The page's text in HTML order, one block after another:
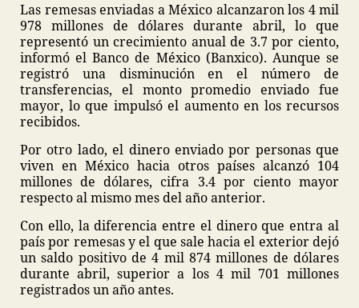
Las remesas enviadas a México alcanzaron los 4 mil
978 millones de dólares durante abril, lo que
representó un crecimiento anual de 3.7 por ciento,
informó el Banco de México (Banxico). Aunque se
registró una disminución en el número de
transferencias, el monto promedio enviado fue
mayor, lo que impulsó el aumento en los recursos
recibidos.
Por otro lado, el dinero enviado por personas que
viven en México hacia otros países alcanzó 104
millones de dólares, cifra 3.4 por ciento mayor
respecto al mismo mes del año anterior.
Con ello, la diferencia entre el dinero que entra al
país por remesas y el que sale hacia el exterior dejó
un saldo positivo de 4 mil 874 millones de dólares
durante abril, superior a los 4 mil 701 millones
registrados un año antes.